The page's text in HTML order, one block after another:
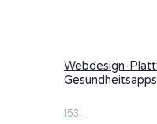
Webdesign-
Gesundheitsapps
153